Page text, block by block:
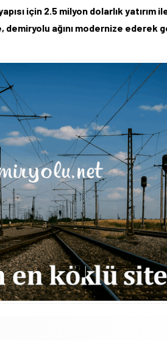
için 2.5 milyon dolarlık yatırım
demiryolu ağını modernize ederek